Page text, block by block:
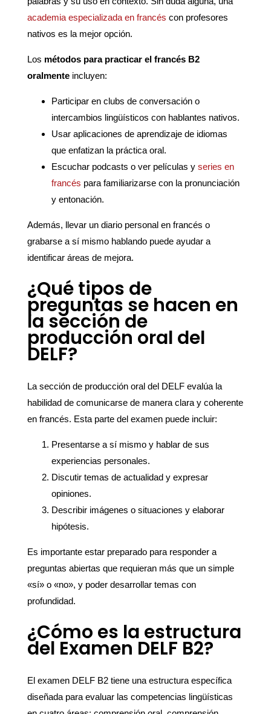
academia especializada en francés con profesores
nativos es la mejor opción.
Los métodos para practicar el francés B2
oralmente incluyen:
Participar en clubs de conversación o
intercambios lingüísticos con hablantes nativos.
Usar aplicaciones de aprendizaje de idiomas
que enfatizan la práctica oral.
Escuchar podcasts o ver películas y series en
francés para familiarizarse con la pronunciación
y entonación.
Además, llevar un diario personal en francés o
grabarse a sí mismo hablando puede ayudar a
identificar áreas de mejora.
¿Qué tipos de
preguntas se hacen en
la sección de
producción oral del
DELF?
La sección de producción oral del DELF evalúa la
habilidad de comunicarse de manera clara y coherente
en francés. Esta parte del examen puede incluir:
Presentarse a sí mismo y hablar de sus
experiencias personales.
Discutir temas de actualidad y expresar
opiniones.
Describir imágenes o situaciones y elaborar
hipótesis.
Es importante estar preparado para responder a
preguntas abiertas que requieran más que un simple
«sí» o «no», y poder desarrollar temas con
profundidad.
¿Cómo es la estructura
del Examen DELF B2?
El examen DELF B2 tiene una estructura específica
diseñada para evaluar las competencias lingüísticas